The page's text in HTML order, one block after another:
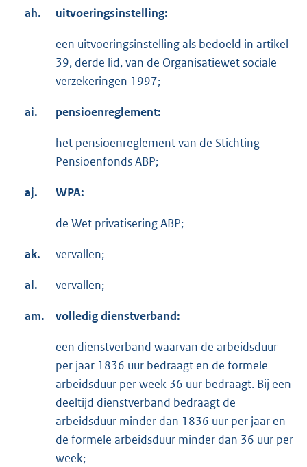
ah. uitvoeringsinstelling:
een uitvoeringsinstelling als bedoeld in artikel
39, derde lid, van de Organisatiewet sociale
verzekeringen 1997;
ai. pensioenreglement:
het pensioenreglement van de Stichting
Pensioenfonds ABP;
aj. WPA:
de Wet privatisering ABP;
ak. vervallen;
al. vervallen;
am. volledig dienstverband:
een dienstverband waarvan de arbeidsduur
per jaar 1836 uur bedraagt en de formele
arbeidsduur per week 36 uur bedraagt. Bij een
deeltijd dienstverband bedraagt de
arbeidsduur minder dan 1836 uur per jaar en
de formele arbeidsduur minder dan 36 uur per
week;